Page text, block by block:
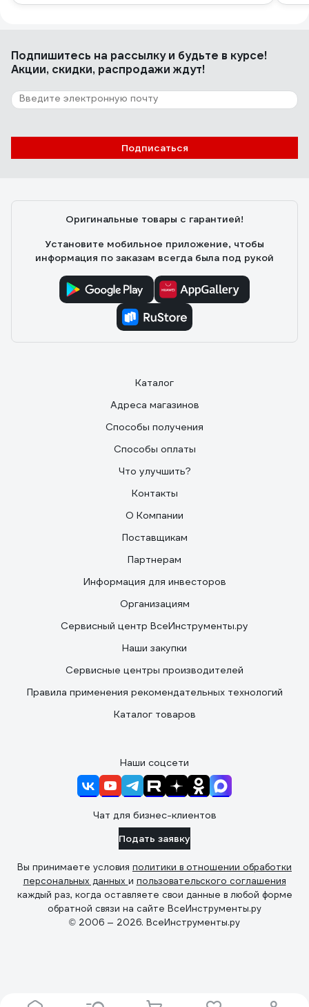
Подпишитесь на рассылкуи будьте в курсе!
Акции, скидки, распродажи ждут!
Подписаться
Оригинальные товары с гарантией!
Установите мобильное приложение, чтобы
информация по заказам всегда была под рукой
Каталог
Адреса магазинов
Способы получения
Способы оплаты
Что улучшить?
Контакты
О Компании
Поставщикам
Партнерам
Информация для инвесторов
Организациям
Сервисный центр ВсеИнструменты.ру
Наши закупки
Сервисные центры производителей
Правила применения рекомендательных технологий
Каталог товаров
Наши соцсети
Чат для бизнес-клиентов
Подать заявку
Вы принимаете условия политики в отношении обработки
персональных данных и пользовательского соглашения
каждый раз, когда оставляете свои данные в любой форме
обратной связи на сайте ВсеИнструменты.ру
© 2006 — 2026. ВсеИнструменты.ру